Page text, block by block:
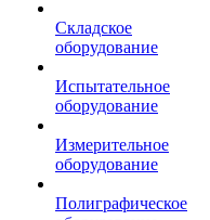
Складское
оборудование
Испытательное
оборудование
Измерительное
оборудование
Полиграфическое